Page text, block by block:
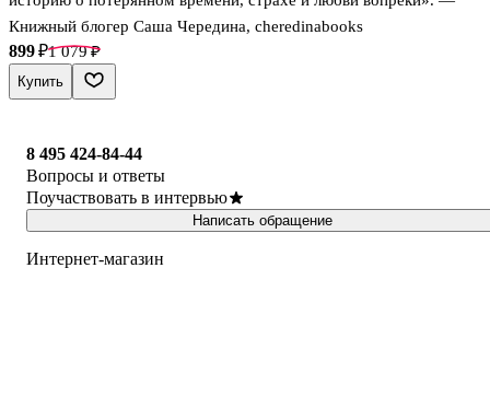
Книжный блогер Саша Чередина, cheredinabooks
1 079 ₽
899 ₽
Купить
8 495 424-84-44
Вопросы и ответы
Поучаствовать в интервью
Написать обращение
Интернет-магазин